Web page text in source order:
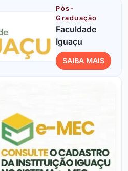
Pós-
Graduação
Faculdade
Iguaçu
SAIBA MAIS